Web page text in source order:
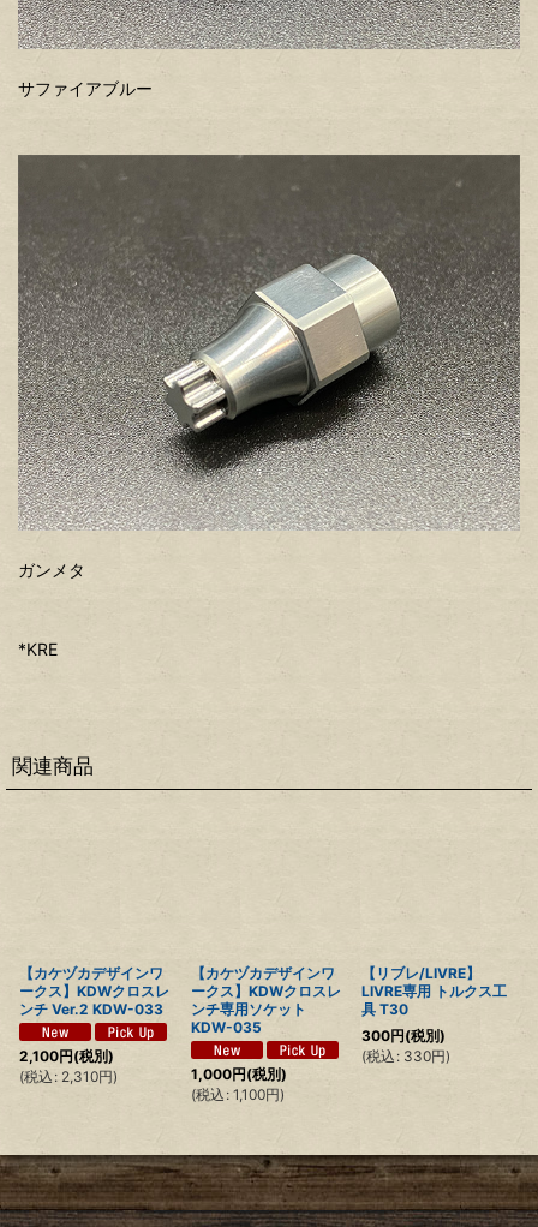
サファイアブルー
ガンメタ
*KRE
関連商品
【カケヅカデザインワ
ークス】KDWクロスレ
ンチ Ver.2 KDW-033
2,100円(税別)
(税込 : 2,310円)
【カケヅカデザインワ
ークス】KDWクロスレ
ンチ専用ソケット
KDW-035
1,000円(税別)
(税込 : 1,100円)
【リブレ/LIVRE】
LIVRE専用 トルクス工
具 T30
300円(税別)
(税込 : 330円)